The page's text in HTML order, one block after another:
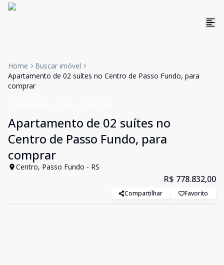
Home
Buscar imóvel
Apartamento de 02 suítes no Centro de Passo Fundo, para
comprar
Apartamento de 02 suítes no
Centro de Passo Fundo, para
comprar
Centro, Passo Fundo - RS
R$ 778.832,00
Compartilhar Favorito